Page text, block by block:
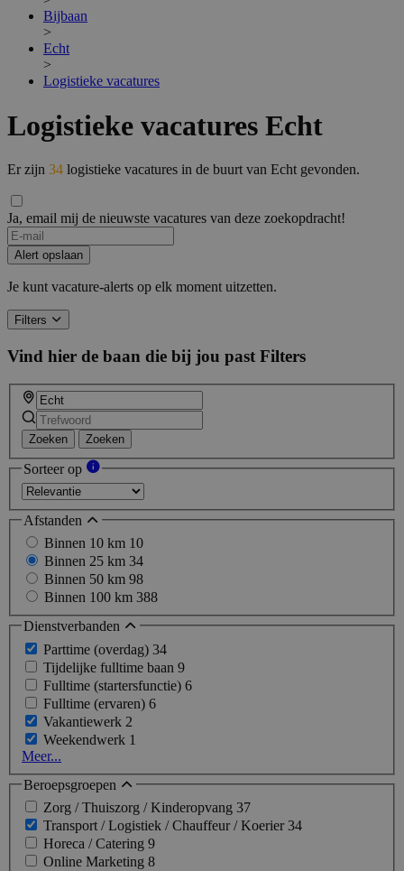
Bijbaan
>
Echt
>
Logistieke vacatures
Logistieke vacatures Echt
Er zijn 34 logistieke vacatures in de buurt van Echt gevonden.
Ja, email mij de nieuwste vacatures van deze zoekopdracht!
Alert opslaan
Je kunt vacature-alerts op elk moment uitzetten.
Filters
Vind hier de baan die bij jou past Filters
Zoeken Zoeken
Sorteer op
Afstanden
Binnen 10 km 10
Binnen 25 km 34
Binnen 50 km 98
Binnen 100 km 388
Dienstverbanden
Parttime (overdag) 34
Tijdelijke fulltime baan 9
Fulltime (startersfunctie) 6
Fulltime (ervaren) 6
Vakantiewerk 2
Weekendwerk 1
Meer...
Beroepsgroepen
Zorg / Thuiszorg / Kinderopvang 37
Transport / Logistiek / Chauffeur / Koerier34
Horeca / Catering 9
Online Marketing 8